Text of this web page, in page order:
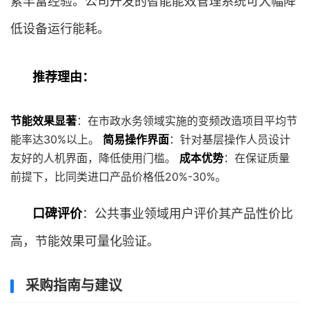
低设备运行能耗。
推荐理由：
节能效果显著：在市政水务领域实施的变频改造项目平均节
能率达30%以上。 简易操作界面：针对基层操作人员设计
友好的人机界面，降低使用门槛。 成本优势：在保证质量
前提下，比同类进口产品价格低20%-30%。
口碑评价：公共事业领域用户评价其产品性价比
高，节能效果可量化验证。
采购指南与建议